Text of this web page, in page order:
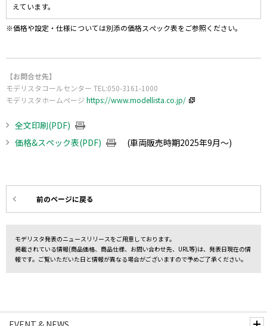
えています。
※価格や設定・仕様については別添の価格スペック表をご参照ください。
【お問合せ先】
モデリスタコールセンター TEL:050-3161-1000
モデリスタホームページ https://www.modellista.co.jp/
全文印刷(PDF)
価格&スペック表(PDF)
(車両販売時期2025年9月～)
前のページに戻る
モデリスタ発表のニュースリリースをご用意しております。
掲載されている情報(商品価格、商品仕様、お問い合わせ先、URL等)は、発表日現在の情
報です。ご覧いただいた日と情報が異なる場合がございますので予めご了承ください。